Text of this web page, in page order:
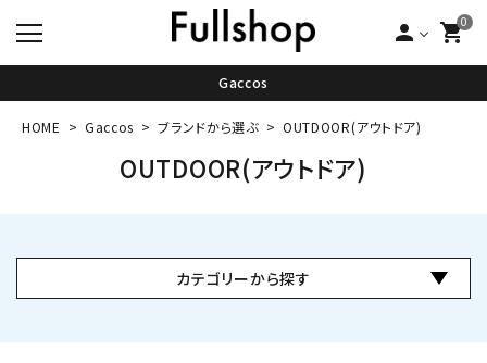
person 0
shopping_cart
Gaccos
HOME Gaccos ブランドから選ぶ OUTDOOR(アウトドア)
OUTDOOR(アウトドア)
カテゴリーから探す